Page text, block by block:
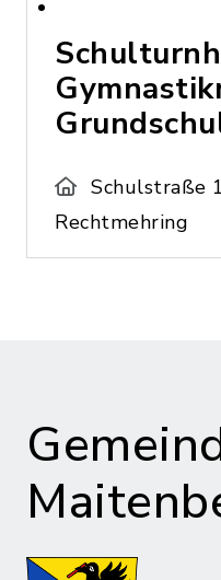
Schulstraße
Rechtmehring